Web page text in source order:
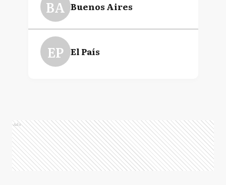
BA Buenos Aires
EP El País
Ads